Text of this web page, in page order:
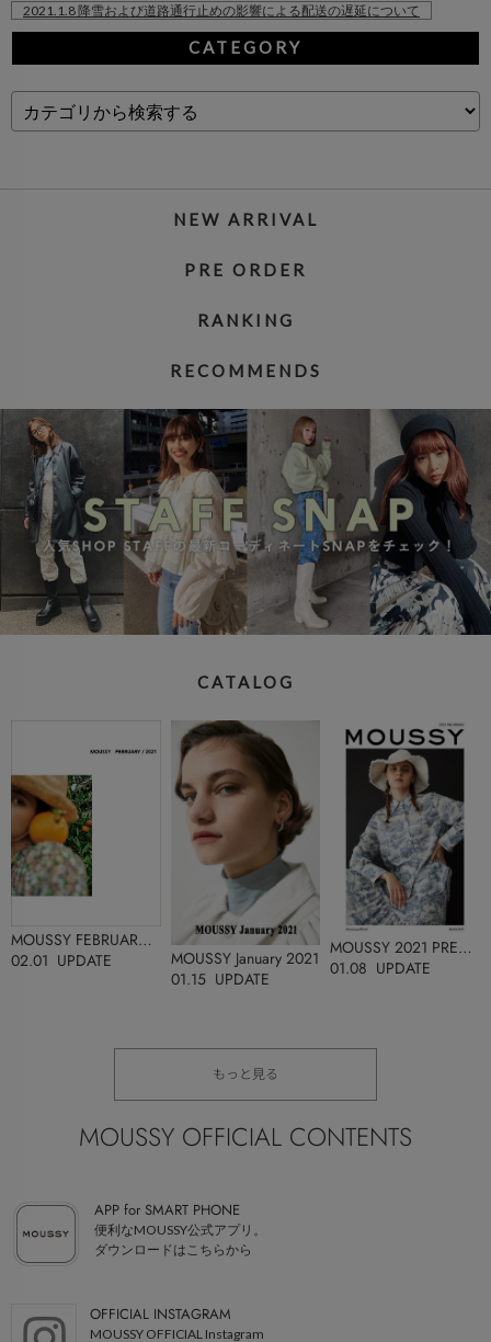
2021.1.8 降雪および道路通行止めの影響による配送の遅延について
CATEGORY
NEW ARRIVAL
PRE ORDER
RANKING
RECOMMENDS
CATALOG
MOUSSY FEBRUARY
2021
02.01 UPDATE
MOUSSY January 2021
01.15 UPDATE
MOUSSY 2021 PRE
SPRING
01.08 UPDATE
もっと見る
MOUSSY OFFICIAL CONTENTS
APP for SMART PHONE
便利なMOUSSY公式アプリ。
ダウンロードはこちらから
OFFICIAL INSTAGRAM
MOUSSY OFFICIAL Instagram